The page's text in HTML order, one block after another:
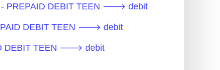
- PREPAID DEBIT TEEN 🡒 debit
DEBIT TEEN 🡒 debit
DEBIT TEEN 🡒 debit